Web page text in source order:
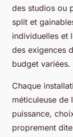
des studios ou
split et
individuelles et
des exigences
budget variées.
Chaque
méticuleuse de
puissance,
proprement